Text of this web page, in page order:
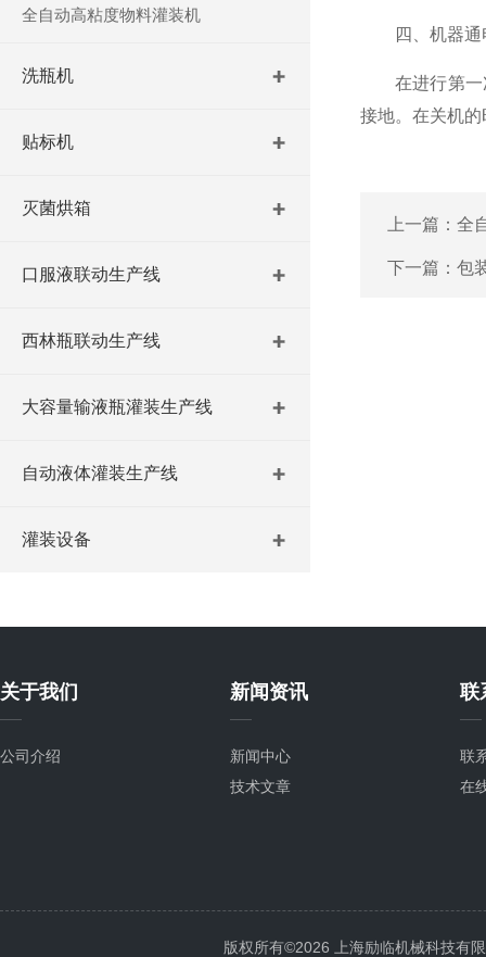
全自动高粘度物料灌装机
洗瓶机
贴标机
灭菌烘箱
口服液联动生产线
西林瓶联动生产线
大容量输液瓶灌装生产线
自动液体灌装生产线
灌装设备
四、机器通
在进行第一次
接地。在关机
上一篇： 全
下一篇： 包
关于我们
公司介绍
新闻资讯
新闻中心
技术文章
联
联
在
版权所有©2026 上海励临机械科技有